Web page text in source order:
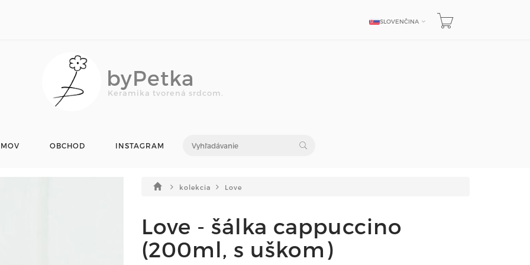
SLOVENČINA
JAZYK
byPetka
Keramika tvorená srdcom.
OBCHOD INSTAGRAM
kolekcia Love
Love - šálka cappuccino
(200ml, s uškom)